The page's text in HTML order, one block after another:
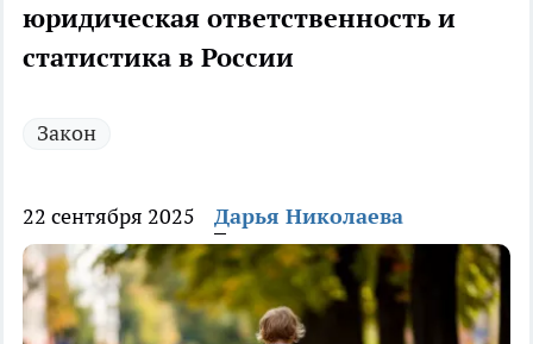
юридическая ответственность и
статистика в России
Закон
22 сентября 2025 Дарья Николаева